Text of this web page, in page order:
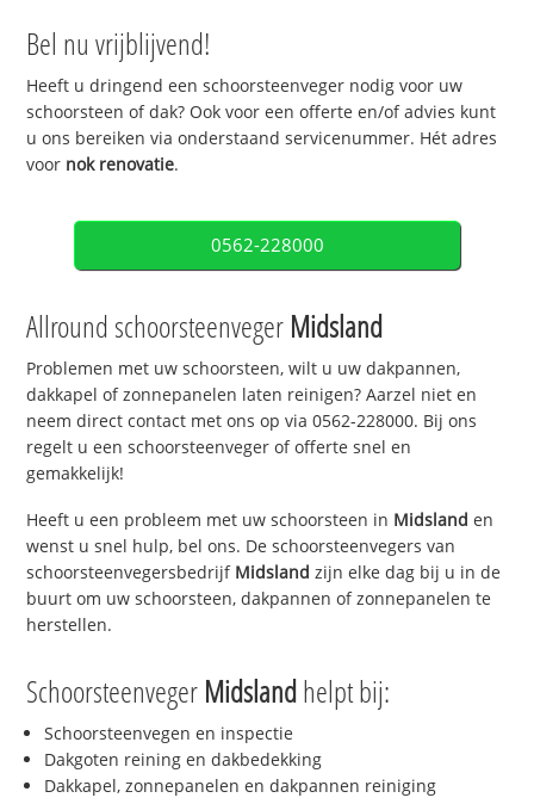
Bel nu vrijblijvend!
Heeft u dringend een schoorsteenveger nodig voor uw
schoorsteen of dak? Ook voor een offerte en/of advies kunt
u ons bereiken via onderstaand servicenummer. Hét adres
voor nok renovatie.
0562-228000
Allround schoorsteenveger Midsland
Problemen met uw schoorsteen, wilt u uw dakpannen,
dakkapel of zonnepanelen laten reinigen? Aarzel niet en
neem direct contact met ons op via 0562-228000. Bij ons
regelt u een schoorsteenveger of offerte snel en
gemakkelijk!
Heeft u een probleem met uw schoorsteen in Midsland en
wenst u snel hulp, bel ons. De schoorsteenvegers van
schoorsteenvegersbedrijf Midsland zijn elke dag bij u in de
buurt om uw schoorsteen, dakpannen of zonnepanelen te
herstellen.
Schoorsteenveger Midslandhelpt bij:
Schoorsteenvegen en inspectie
Dakgoten reining en dakbedekking
Dakkapel, zonnepanelen en dakpannen reiniging